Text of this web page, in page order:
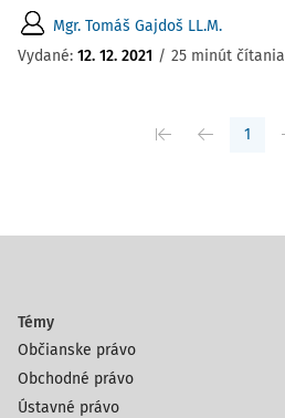
Mgr. Tomáš Gajdoš LL.M.
Vydané: 12. 12. 2021 / 25 minút čítania
1
Témy
Občianske právo
Obchodné právo
Ústavné právo